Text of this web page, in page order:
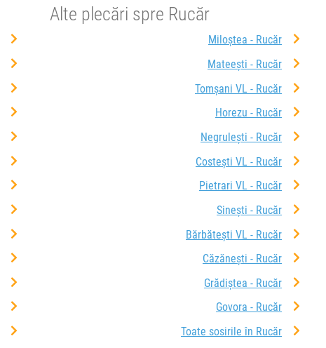
Alte plecări spre Rucăr
Miloștea - Rucăr
Mateești - Rucăr
Tomșani VL - Rucăr
Horezu - Rucăr
Negrulești - Rucăr
Costești VL - Rucăr
Pietrari VL - Rucăr
Sinești - Rucăr
Bărbătești VL - Rucăr
Căzănești - Rucăr
Grădiștea - Rucăr
Govora - Rucăr
Toate sosirile în Rucăr